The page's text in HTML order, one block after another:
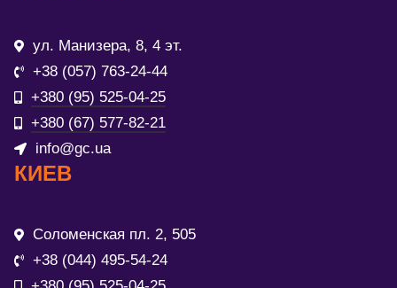
ул. Манизера, 8, 4 эт.
+38 (057) 763-24-44
+380 (95) 525-04-25
+380 (67) 577-82-21
info@gc.ua
КИЕВ
Соломенская пл. 2, 505
+38 (044) 495-54-24